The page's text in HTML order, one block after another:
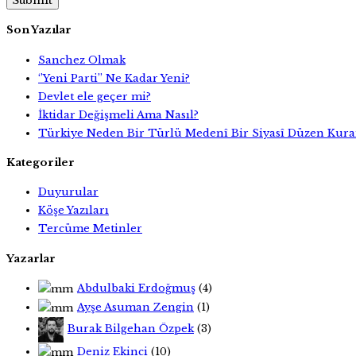
Son Yazılar
Sanchez Olmak
‘’Yeni Parti’’ Ne Kadar Yeni?
Devlet ele geçer mi?
İktidar Değişmeli Ama Nasıl?
Türkiye Neden Bir Türlü Medenî Bir Siyasî Düzen
Kategoriler
Duyurular
Köşe Yazıları
Tercüme Metinler
Yazarlar
Abdulbaki Erdoğmuş (4)
Ayşe Asuman Zengin (1)
Burak Bilgehan Özpek(3)
Deniz Ekinci (10)